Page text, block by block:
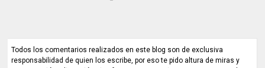
Todos los comentarios realizados en este blog son de exclusiva
responsabilidad de quien los escribe, por eso te pido altura de miras y